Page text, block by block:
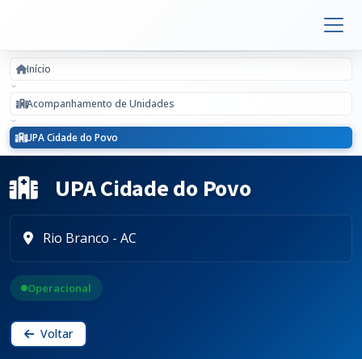
Início
Acompanhamento de Unidades
UPA Cidade do Povo
UPA Cidade do Povo
Rio Branco - AC
Operacional
Voltar